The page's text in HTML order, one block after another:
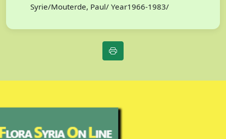
Syrie/Mouterde, Paul/ Year1966-1983/